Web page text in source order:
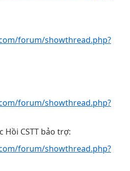
forum/showthread.php?
forum/showthread.php?
CSTT bảo trợ:
forum/showthread.php?